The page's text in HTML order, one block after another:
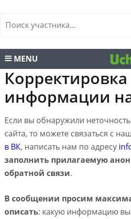
MENU
Корректировка
информации
Если вы обнаружили
сайта, то можете связаться с
в ВК, написать нам по адресу
заполнить прилагаемую
обратной связи.
В сообщении просим
описать: какую информацию вы